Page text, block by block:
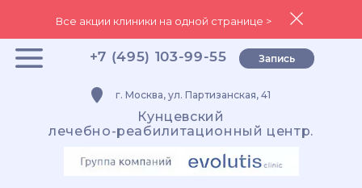
Все акции клиники на одной странице >
+7 (495) 103-99-55 Запись
г. Москва, ул. Партизанская, 41
Кунцевский
лечебно-реабилитационный центр.